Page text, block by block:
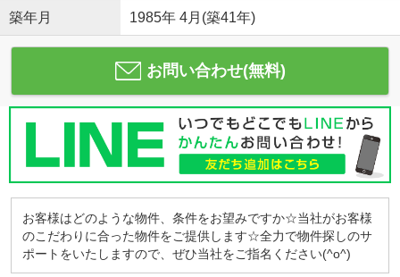
築年月 1985年 4月(築41年)
お問い合わせ(無料)
お客様はどのような物件、条件をお望みですか☆当社がお客様
のこだわりに合った物件をご提供します☆全力で物件探しのサ
ポートをいたしますので、ぜひ当社をご指名ください(^o^)